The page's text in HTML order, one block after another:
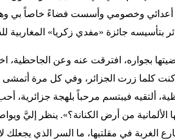
وخصومي وأسست فضاءً خاصاً بي وهي
بتأسيسه جائزة «مفدي زكريا»
بجواره، افترقت عنه وعن
كنت كلما زرت الجزائر، وفي كل مرة
ألتقيه فيبتسم مرحباً بلهجة جزائرية،
الألمانية من أرض الكنانة؟». ينظر إليَّ
الغربة في مقلتيها، ما السر الذي يجعلك